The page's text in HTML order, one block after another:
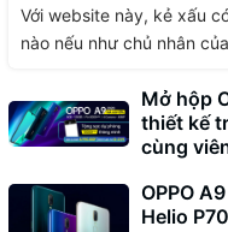
Với website này, kẻ xấu
nào nếu như chủ nhân
Mở hộp
thiết kế
cùng
OPPO
Helio